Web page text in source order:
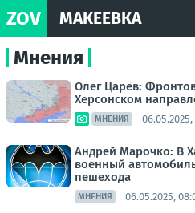
ZOV МАКЕЕВКА
Мнения
Олег Царёв:
Херсонском
МНЕНИЯ 06.05.2025,
Андрей Марочко: В
военный
пешехода
МНЕНИЯ 06.05.2025,